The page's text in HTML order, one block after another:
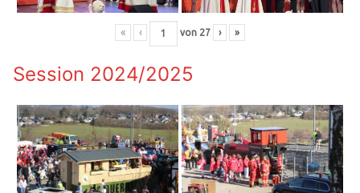
« ‹ von 27 › »
Session 2024/2025